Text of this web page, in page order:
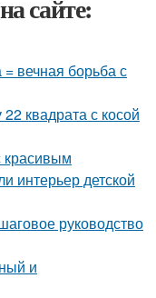
сайте:
вечная борьба с
квадрата с косой
красивым
интерьер детской
руководство
и